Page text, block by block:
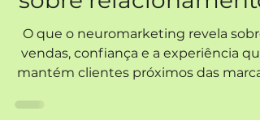
que A lógica do
consumo ensina
sobre relacionamento
O que o neuromarketing revela sobre